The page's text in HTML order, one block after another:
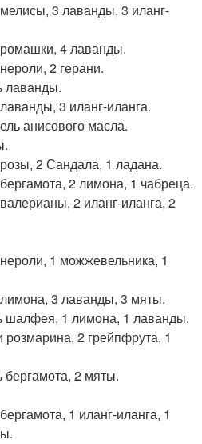
3 лаванды, 3 иланг-
4 лаванды.
2 герани.
лаванды.
3 иланг-иланга.
анисового масла.
2 Сандала, 1 ладана.
2 лимона, 1 чабреца.
2 иланг-иланга, 2
1 можжевельника, 1
3 лаванды, 3 мяты.
шалфея, 1 лимона, 1 лаванды.
2 грейпфрута, 1
бергамота, 2 мяты.
1 иланг-иланга, 1